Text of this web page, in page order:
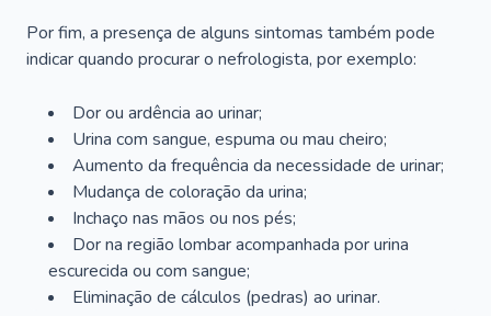
Por fim, a presença de alguns sintomas também pode
indicar quando procurar o nefrologista, por exemplo:
Dor ou ardência ao urinar;
Urina com sangue, espuma ou mau cheiro;
Aumento da frequência da necessidade de urinar;
Mudança de coloração da urina;
Inchaço nas mãos ou nos pés;
Dor na região lombar acompanhada por urina
escurecida ou com sangue;
Eliminação de cálculos (pedras) ao urinar.